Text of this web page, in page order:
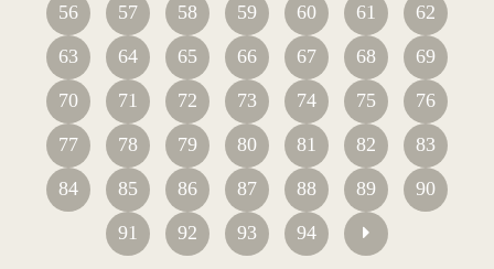
56
57 58 59 60 61
62
63
64 65 66 67 68
69
70
71 72 73 74 75
76
77
78 79 80 81 82
83
84
85 86 87 88 89
90
91
92 93 94